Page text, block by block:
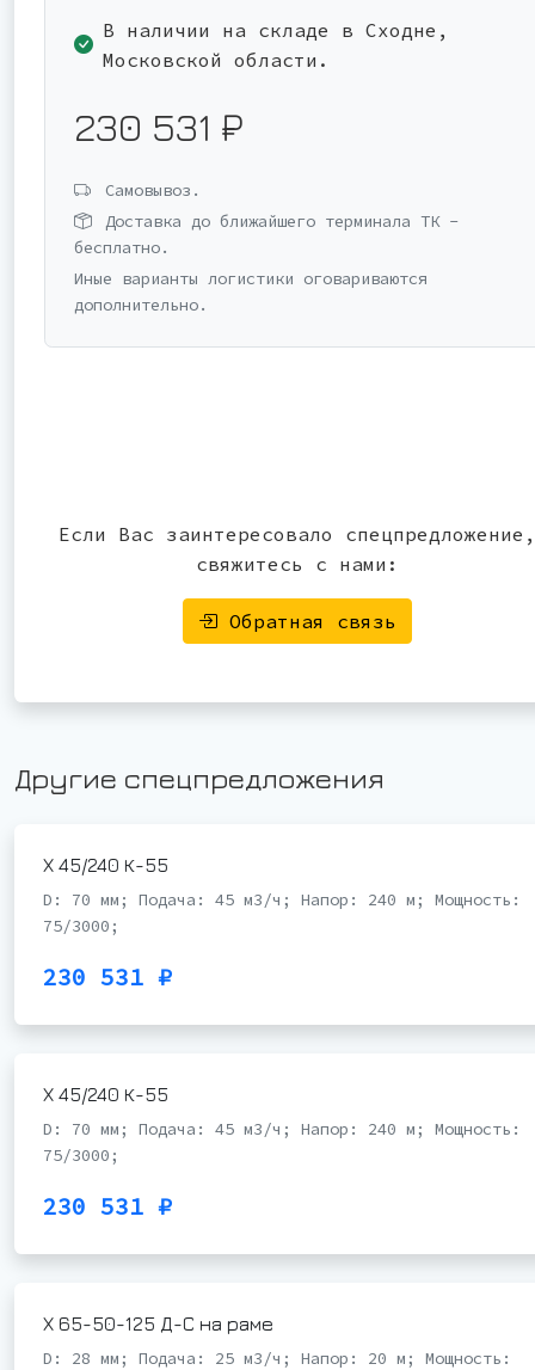
В наличии на складе в Сходне,
Московской области.
230 531 ₽
Самовывоз.
Доставка до ближайшего терминала ТК -
бесплатно.
Иные варианты логистики оговариваются
дополнительно.
Если Вас заинтересовало спецпредложение,
свяжитесь с нами:
Обратная связь
Другие спецпредложения
Х 45/240 К-55
D: 70 мм; Подача: 45 м3/ч; Напор: 240 м; Мощность:
75/3000;
230 531 ₽
Х 45/240 К-55
D: 70 мм; Подача: 45 м3/ч; Напор: 240 м; Мощность:
75/3000;
230 531 ₽
Х 65-50-125 Д-С на раме
D: 28 мм; Подача: 25 м3/ч; Напор: 20 м; Мощность: